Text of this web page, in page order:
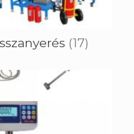
(17)